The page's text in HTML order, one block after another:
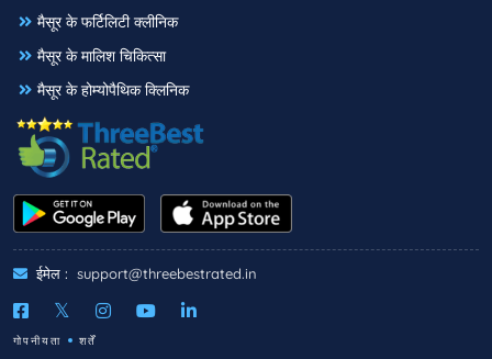
मैसूर के फर्टिलिटी क्लीनिक
मैसूर के मालिश चिकित्सा
मैसूर के होम्योपैथिक क्लिनिक
ईमेल : support@threebestrated.in
गोपनीयता शर्तें